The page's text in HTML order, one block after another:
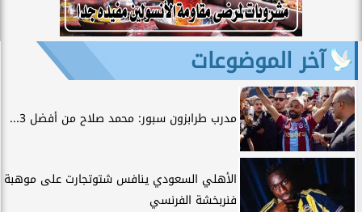
آخر الموضوعات
مدرب طرابزون سبور: محمد صلاح من أفضل 3...
الأهلي السعودي ينافس شتوتجارت على موهبة
فنربخشة الفرنسي